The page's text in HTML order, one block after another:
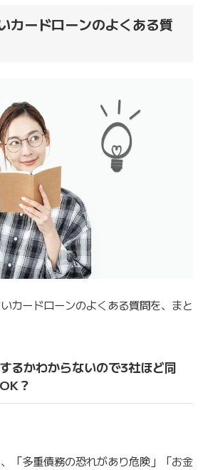
カードローンのよくある質
カードローンのよくある質問を、まと
るかわからないので3社ほど同
？
「多重債務の恐れがあり危険」「お金